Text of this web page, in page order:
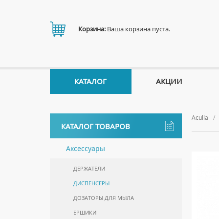
Aculla
КАТАЛОГ ТОВАРОВ
Аксессуары
ДЕРЖАТЕЛИ
ДИСПЕНСЕРЫ
ДОЗАТОРЫ ДЛЯ МЫЛА
ЕРШИКИ
Корзина: Ваша корзина пуста.
КАТАЛОГ АКЦИИ